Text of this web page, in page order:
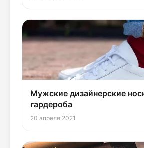
Мужские дизайнерские
гардероба
20 апреля 2021